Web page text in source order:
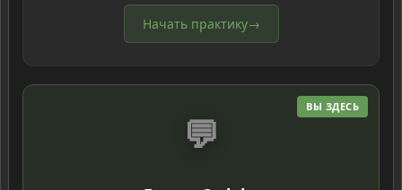
Начать практику→
ВЫ ЗДЕСЬ
💬